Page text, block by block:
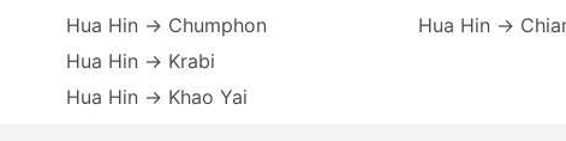
Hua Hin → Chumphon
Hua Hin → Krabi
Hua Hin → Khao Yai
Hua Hin →